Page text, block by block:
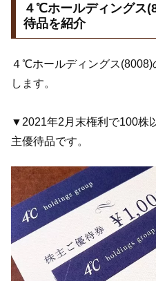
４℃ホールディングス
待品を紹介
４℃ホールディングス
します。
▼2021年2月末権利で100株
主優待品です。